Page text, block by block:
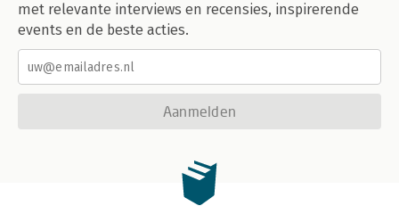
met relevante interviews en recensies, inspirerende
events en de beste acties.
Aanmelden